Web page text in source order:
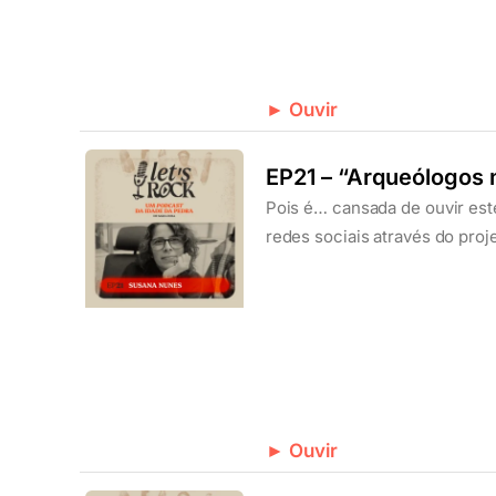
► Ouvir
EP21 –
Pois é… cansada de ouvir
redes sociais através do
► Ouvir